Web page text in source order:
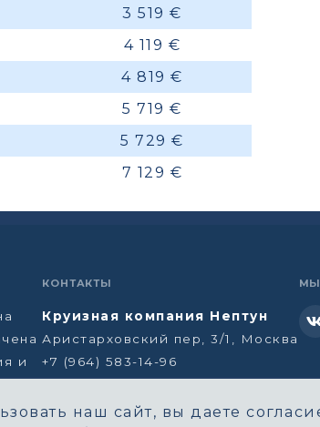
3 519 €
4 119 €
4 819 €
5 719 €
5 729 €
7 129 €
и
КОНТАКТЫ
Круизная компания Нептун
Аристарховский пер, 3/1, Москва
+7 (964) 583-14-96
МЫ
наш сайт, вы даете